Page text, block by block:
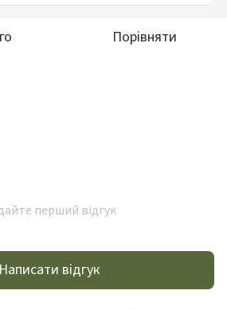
Порівняти
перший відгук
Написати відгук